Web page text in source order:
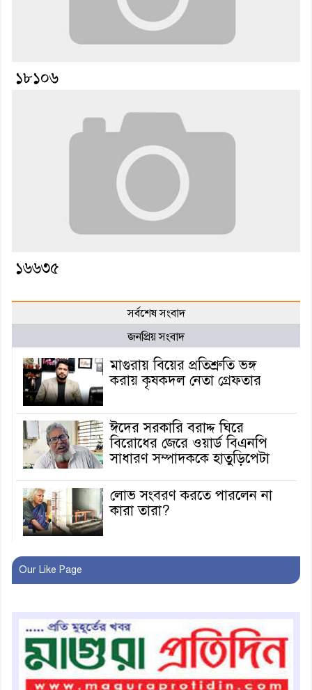
১৮১০৬
১৬৬৩৫
সর্বশেষ সংবাদ
জনপ্রিয় সংবাদ
মাগুরায় বিয়ের প্রতিশ্রুতি ভঙ্গ
করায় কৃষকদল নেতা গ্রেফতার
ঈদের সরকারি বরাদ্দ ঘিরে
বিরোধের জেরে ওয়ার্ড বিএনপি
সাধারণ সম্পাদককে হাতুড়িপেটা
লোভ সংবরণ করতে পারলেন না
কারা তারা?
অনূর্ধ্ব-১৭ জাতীয় চ্যাম্পিয়ন মাগুরা
রোববার থেকে ভারতীয় ট্যুরিস্ট
ভিসা চালু
মাগুরায় জাতীয় ভিটামিন ‘এ’ প্লাস
Our Like Page